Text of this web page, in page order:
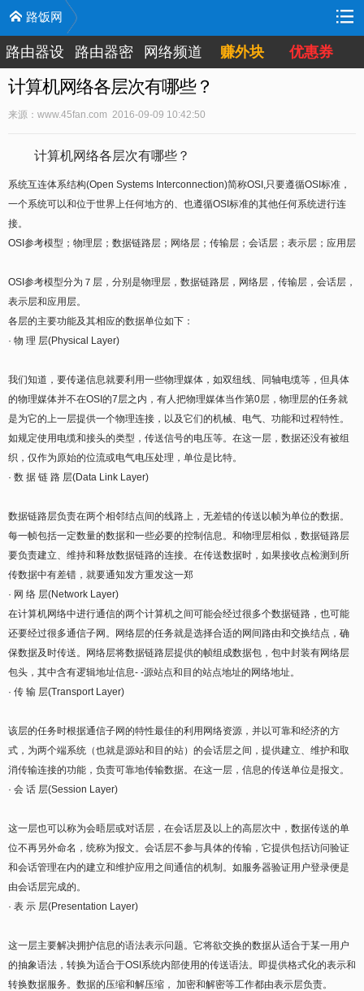
路饭网
路由器设
置
路由器密
码
网络频道 赚外块 优惠券
计算机网络各层次有哪些？
来源：www.45fan.com 2016-09-09 10:42:50
计算机网络各层次有哪些？
系统互连体系结构(Open Systems Interconnection)简称OSI,只要遵循OSI标准，
一个系统可以和位于世界上任何地方的、也遵循OSI标准的其他任何系统进行连
接。
OSI参考模型；物理层；数据链路层；网络层；传输层；会话层；表示层；应用层
OSI参考模型分为７层，分别是物理层，数据链路层，网络层，传输层，会话层，
表示层和应用层。
各层的主要功能及其相应的数据单位如下：
· 物 理 层(Physical Layer)
我们知道，要传递信息就要利用一些物理媒体，如双纽线、同轴电缆等，但具体
的物理媒体并不在OSI的7层之内，有人把物理媒体当作第0层，物理层的任务就
是为它的上一层提供一个物理连接，以及它们的机械、电气、功能和过程特性。
如规定使用电缆和接头的类型，传送信号的电压等。在这一层，数据还没有被组
织，仅作为原始的位流或电气电压处理，单位是比特。
· 数 据 链 路 层(Data Link Layer)
数据链路层负责在两个相邻结点间的线路上，无差错的传送以帧为单位的数据。
每一帧包括一定数量的数据和一些必要的控制信息。和物理层相似，数据链路层
要负责建立、维持和释放数据链路的连接。在传送数据时，如果接收点检测到所
传数据中有差错，就要通知发方重发这一郑
· 网 络 层(Network Layer)
在计算机网络中进行通信的两个计算机之间可能会经过很多个数据链路，也可能
还要经过很多通信子网。网络层的任务就是选择合适的网间路由和交换结点，确
保数据及时传送。网络层将数据链路层提供的帧组成数据包，包中封装有网络层
包头，其中含有逻辑地址信息- -源站点和目的站点地址的网络地址。
· 传 输 层(Transport Layer)
该层的任务时根据通信子网的特性最佳的利用网络资源，并以可靠和经济的方
式，为两个端系统（也就是源站和目的站）的会话层之间，提供建立、维护和取
消传输连接的功能，负责可靠地传输数据。在这一层，信息的传送单位是报文。
· 会 话 层(Session Layer)
这一层也可以称为会晤层或对话层，在会话层及以上的高层次中，数据传送的单
位不再另外命名，统称为报文。会话层不参与具体的传输，它提供包括访问验证
和会话管理在内的建立和维护应用之间通信的机制。如服务器验证用户登录便是
由会话层完成的。
· 表 示 层(Presentation Layer)
这一层主要解决拥护信息的语法表示问题。它将欲交换的数据从适合于某一用户
的抽象语法，转换为适合于OSI系统内部使用的传送语法。即提供格式化的表示和
转换数据服务。数据的压缩和解压缩， 加密和解密等工作都由表示层负责。